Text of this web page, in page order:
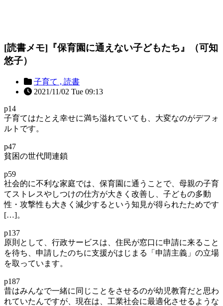
[読書メモ]『保育園に通えない子どもたち』（可知
悠子）
子育て , 読書
2021/11/02 Tue 09:13
p14
子育てはたとえ幸せに満ち溢れていても、大変なのがデフォ
ルトです。
p47
貧困の世代間連鎖
p59
社会的に不利な家庭では、保育園に通うことで、母親の子育
てストレスやしつけの仕方が大きく改善し、子どもの多動
性・攻撃性も大きく減少するという知見が得られたためです
[…]。
p137
原則として、行政サービスは、住民が窓口に申請に来ること
を待ち、申請したのちに支援がはじまる「申請主義」の立場
を取っています。
p187
昔はみんなで一緒に同じことをさせるのが幼児教育だと思わ
れていたんですが、現在は、工業社会に最適化させるような